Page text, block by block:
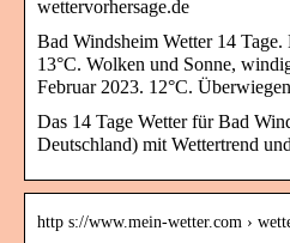
wettervorhersage.de
Bad Windsheim Wetter 14
13°C. Wolken und Sonne,
Februar 2023. 12°C.
Das 14 Tage Wetter für Bad
Deutschland) mit Wettertrend
http s://www.mein-wetter.com ›